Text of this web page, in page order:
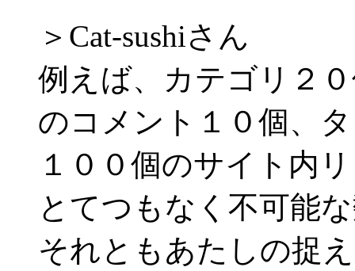
＞Cat-sushiさん
例えば、カテゴリ２
のコメント１０個、
１００個のサイト内
とてつもなく不可能
それともあたしの捉